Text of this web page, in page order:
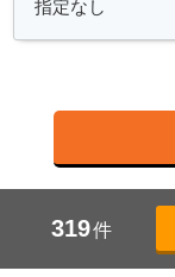
319件